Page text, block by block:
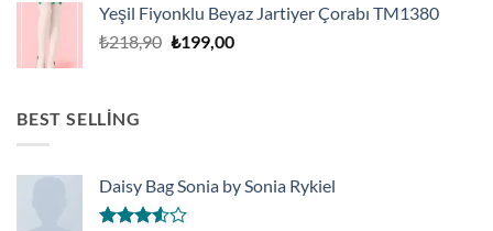
₺199,00.
Yeşil Fiyonklu Beyaz Jartiyer Çorabı TM1380
₺218,90 Orijinal
₺199,00Şu
BEST SELLING
Daisy Bag Sonia by Sonia Rykiel